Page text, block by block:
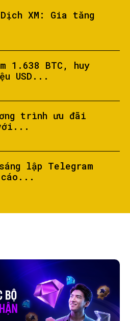
XM: Gia tăng
1.638 BTC, huy
USD...
trình ưu đãi
lập Telegram